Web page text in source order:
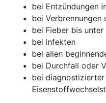
bei Entzündungen
bei Verbrennungen
bei Fieber bis
bei Infekten
bei allen
bei Durchfall oder
bei